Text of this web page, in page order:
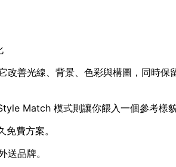
善光線、背景、色彩與構圖，同時
Match 模式則讓你餵入一個參考樣
費方案。
品牌。